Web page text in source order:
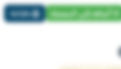
أضافة إلي المفضلة طباعة